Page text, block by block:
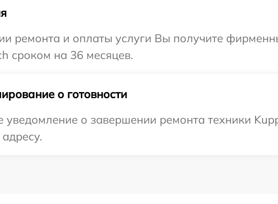
ремонта и оплаты услуги Вы получите
сроком на 36 месяцев.
о готовности
уведомление о завершении ремонта техники